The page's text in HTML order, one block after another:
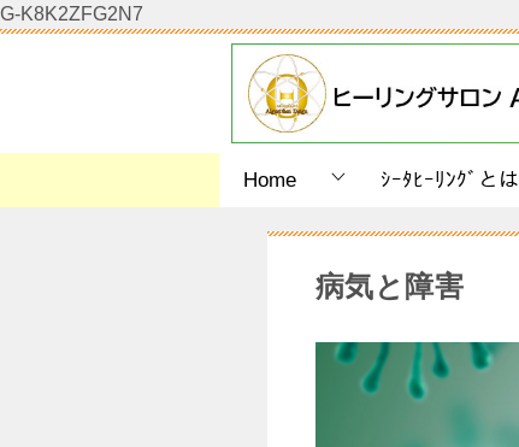
G-K8K2ZFG2N7
Home ｼｰﾀﾋｰﾘﾝｸﾞとは
病気と障害